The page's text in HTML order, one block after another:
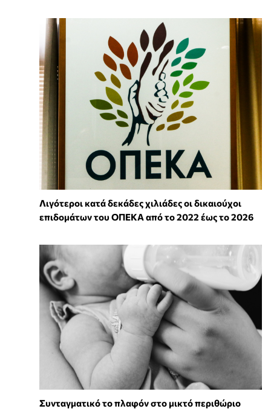
Λιγότεροι κατά δεκάδες χιλιάδες οι δικαιούχοι
επιδομάτων του ΟΠΕΚΑ από το 2022 έως το 2026
Συνταγματικό το πλαφόν στο μικτό περιθώριο